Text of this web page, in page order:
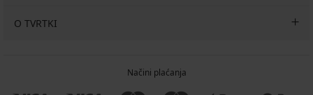
O TVRTKI
Načini plaćanja